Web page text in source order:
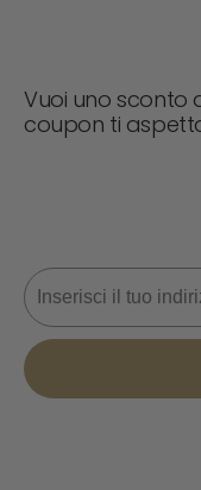
Vuoi uno sconto
coupon ti
Email